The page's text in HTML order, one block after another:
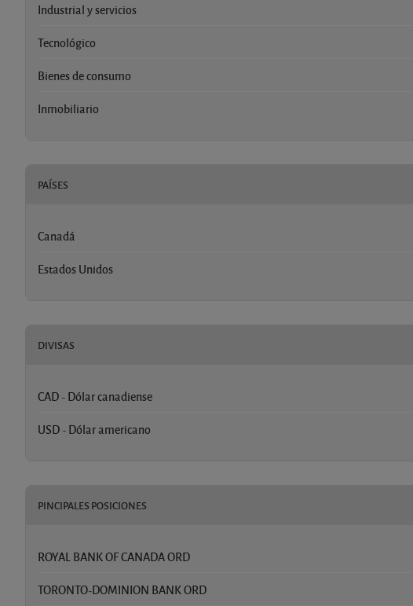
Industrial y servicios
Tecnológico
Bienes de consumo
Inmobiliario
PAÍSES
Canadá
Estados Unidos
DIVISAS
CAD - Dólar canadiense
USD - Dólar americano
PINCIPALES POSICIONES
ROYAL BANK OF CANADA ORD
TORONTO-DOMINION BANK ORD